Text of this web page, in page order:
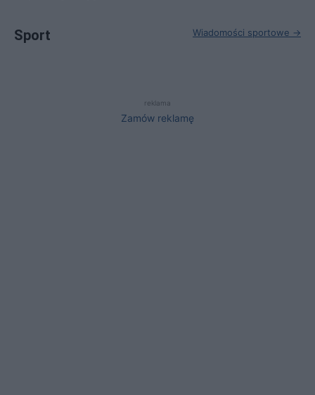
Sport Wiadomości sportowe →
reklama
Zamów reklamę